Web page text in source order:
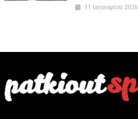
11 Ιανουαρίου 2026